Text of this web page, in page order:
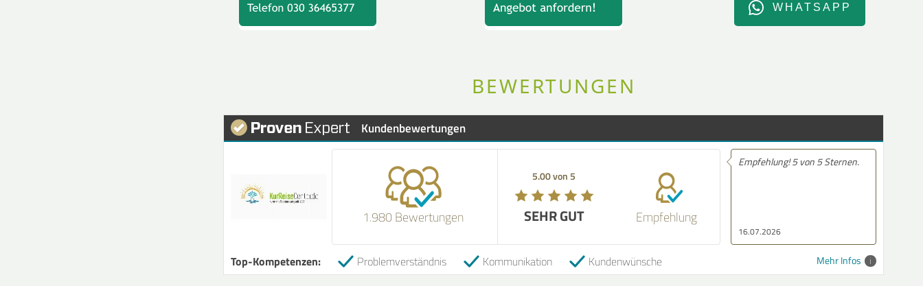
WHATSAPP
BEWERTUNGEN
Kundenbewertungen
1.980 Bewertungen
5.00 von 5
SEHR GUT
5.00 von 5
SEHR GUT Empfehlung
16.07.2026
Empfehlung! Sehr nette
Beratung.....Bei Fragen würde
Mehr Infos
Top-Kompetenzen: Problemverständnis Kommunikation Kundenwünsche